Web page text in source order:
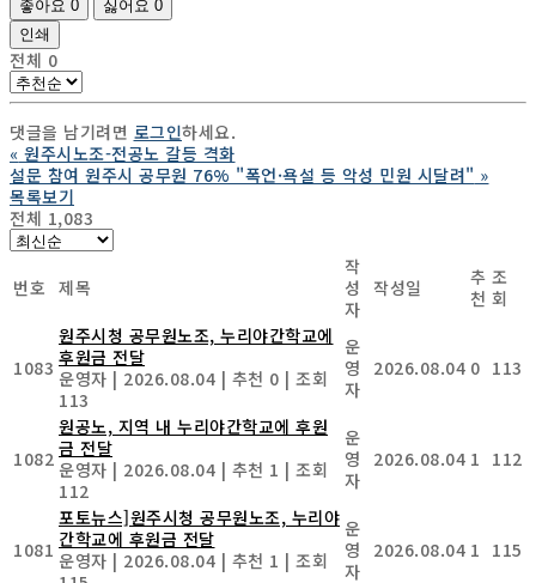
좋아요 0 싫어요 0
인쇄
전체 0
댓글을 남기려면 로그인하세요.
« 원주시노조-전공노 갈등 격화
설문 참여 원주시 공무원 76% "폭언·욕설 등 악성 민원 시달려" »
목록보기
전체 1,083
번호 제목
작
성
자
작성일
추
천
조
회
1083
원주시청 공무원노조, 누리야간학교에
후원금 전달
운영자 | 2026.08.04 | 추천 0 | 조회
113
운
영
자
2026.08.04 0 113
1082
원공노, 지역 내 누리야간학교에 후원
금 전달
운영자 | 2026.08.04 | 추천 1 | 조회
112
운
영
자
2026.08.04 1 112
1081
포토뉴스]원주시청 공무원노조, 누리야
간학교에 후원금 전달
운영자 | 2026.08.04 | 추천 1 | 조회
운
영
자
2026.08.04 1 115